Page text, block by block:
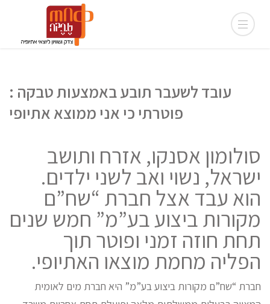
עובד לשעבר תובע באמצעות טבקה :
פוטרתי כי אני ממוצא אתיופי
סולומון אסנקו, אזרח ותושב
ישראל, נשוי ואב לשני ילדים.
הוא עבד אצל חברת “שח”ם
מקורות ביצוע בע”מ” חמש שנים
תחת חוזה זמני ופוטר תוך
הפליה מחמת מוצאו האתיופי.
חברת “שח”ם מקורות ביצוע בע”מ” היא חברת מים לאומית